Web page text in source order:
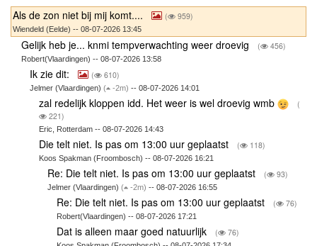
Als de zon niet bij mij komt.... ( 959)
Wiendeld (Eelde) -- 08-07-2026 13:45
Gelijk heb je... knmi tempverwachting weer droevig ( 456)
Robert(Vlaardingen) -- 08-07-2026 13:58
Ik zie dit: ( 610)
Jelmer (Vlaardingen)( -2m) -- 08-07-2026 14:01
zal redelijk kloppen idd. Het weer is wel droevig wmb
(
221)
Eric, Rotterdam -- 08-07-2026 14:43
Die telt niet. Is pas om 13:00 uur geplaatst ( 118)
Koos Spakman (Froombosch) -- 08-07-2026 16:21
Re: Die telt niet. Is pas om 13:00 uur geplaatst ( 93)
Jelmer (Vlaardingen)( -2m) -- 08-07-2026 16:55
Re: Die telt niet. Is pas om 13:00 uur geplaatst ( 76)
Robert(Vlaardingen) -- 08-07-2026 17:21
Dat is alleen maar goed natuurlijk ( 76)